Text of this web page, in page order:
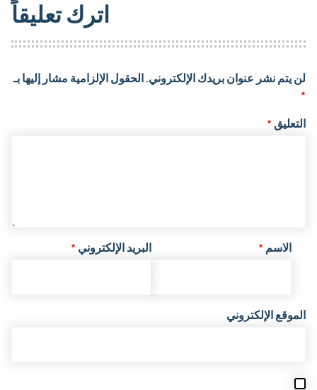
اترك تعليقاً
لن يتم نشر عنوان بريدك الإلكتروني. الحقول الإلزامية مشار إليها بـ
*
التعليق *
الاسم * البريد الإلكتروني *
الموقع الإلكتروني